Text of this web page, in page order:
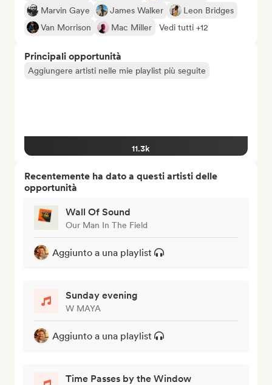
Marvin Gaye
James Walker
Leon Bridges
Van Morrison
Mac Miller Vedi tutti +12
Principali opportunità
Aggiungere artisti nelle mie playlist più seguite
11.3k
Recentemente ha dato a questi artisti delle
opportunità
Wall Of Sound
Our Man In The Field
Aggiunto a una playlist
Sunday evening
W MAYA
Aggiunto a una playlist
Time Passes by the Window